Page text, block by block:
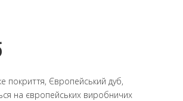
покриття, Європейський дуб,
на європейських виробничих